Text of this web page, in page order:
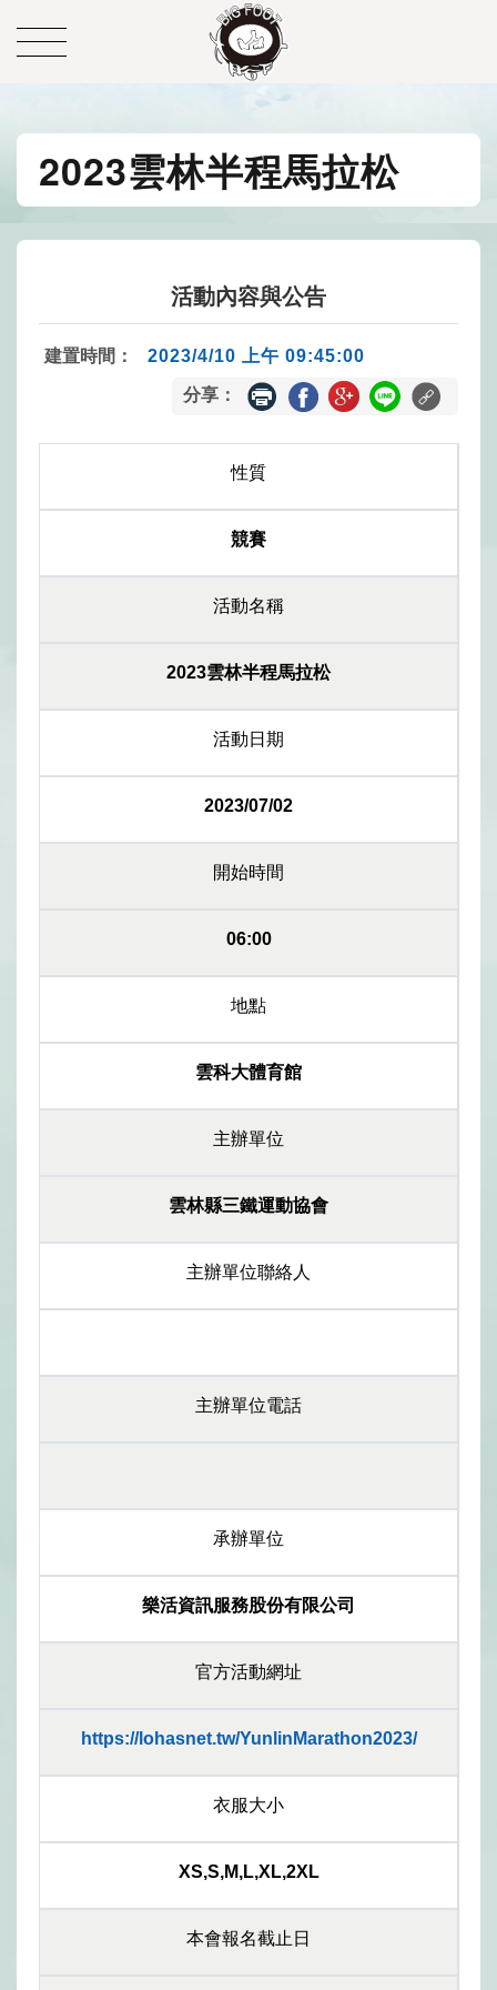
2023雲林半程馬拉松
活動內容與公告
建置時間： 2023/4/10 上午 09:45:00
分享：
性質
競賽
活動名稱
2023雲林半程馬拉松
活動日期
2023/07/02
開始時間
06:00
地點
雲科大體育館
主辦單位
雲林縣三鐵運動協會
主辦單位聯絡人
主辦單位電話
承辦單位
樂活資訊服務股份有限公司
官方活動網址
https://lohasnet.tw/YunlinMarathon2023/
衣服大小
XS,S,M,L,XL,2XL
本會報名截止日